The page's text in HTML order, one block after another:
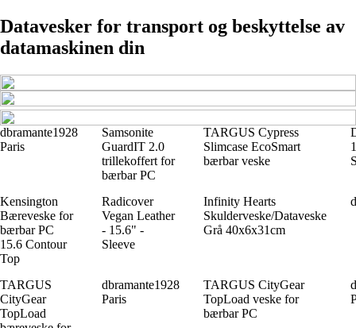
Datavesker for transport og beskyttelse av
datamaskinen din
dbramante1928
Paris
Samsonite
GuardIT 2.0
trillekoffert for
bærbar PC
TARGUS Cypress
Slimcase EcoSmart
bærbar veske
Kensington
Bæreveske for
bærbar PC
15.6 Contour
Top
Radicover
Vegan Leather
- 15.6" -
Sleeve
Infinity Hearts
Skulderveske/Dataveske
Grå 40x6x31cm
TARGUS
CityGear
TopLoad
dbramante1928
Paris
TARGUS CityGear
TopLoad veske for
bærbar PC